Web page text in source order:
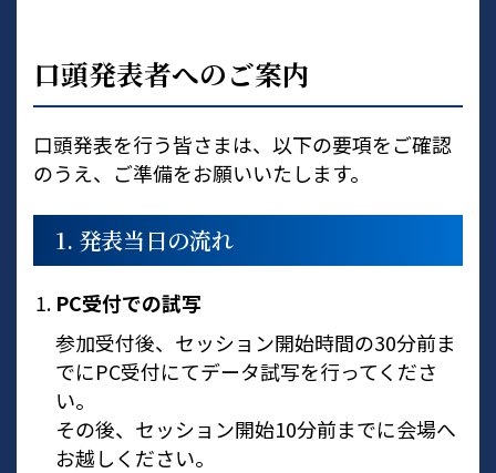
口頭発表者へのご案内
口頭発表を行う皆さまは、以下の要項をご確認
のうえ、ご準備をお願いいたします。
1. 発表当日の流れ
PC受付での試写
参加受付後、セッション開始時間の30分前ま
でにPC受付にてデータ試写を行ってくださ
い。
その後、セッション開始10分前までに会場へ
お越しください。